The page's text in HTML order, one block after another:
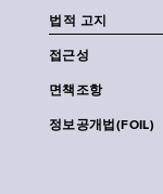
법적 고지
접근성
면책조항
정보공개법(FOIL)